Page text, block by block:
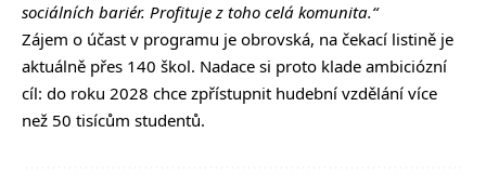
sociálních bariér. Profituje z toho celá komunita.“
Zájem o účast v programu je obrovská, na čekací listině je
aktuálně přes 140 škol. Nadace si proto klade ambiciózní
cíl: do roku 2028 chce zpřístupnit hudební vzdělání více
než 50 tisícům studentů.